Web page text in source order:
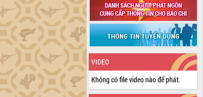
VIDEO
Không có file video nào để phát.